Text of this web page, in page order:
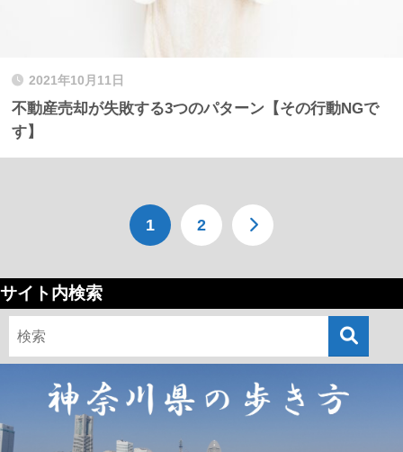
2021年10月11日
不動産売却が失敗する3つのパターン【その行動NGで
す】
1 2
サイト内検索